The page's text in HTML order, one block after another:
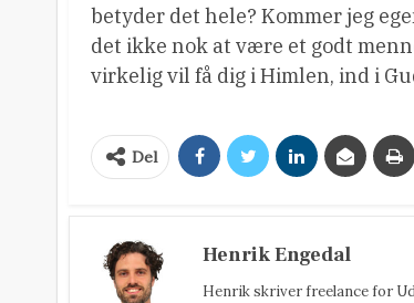
betyder det hele? Kommer jeg
det ikke nok at være et godt
virkelig vil få dig i Himlen, ind i
Del
Henrik Engedal
Henrikskriver freelance for